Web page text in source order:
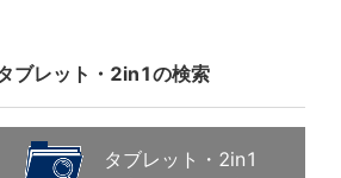
ブレット・2in1の検索
タブレット・2in1